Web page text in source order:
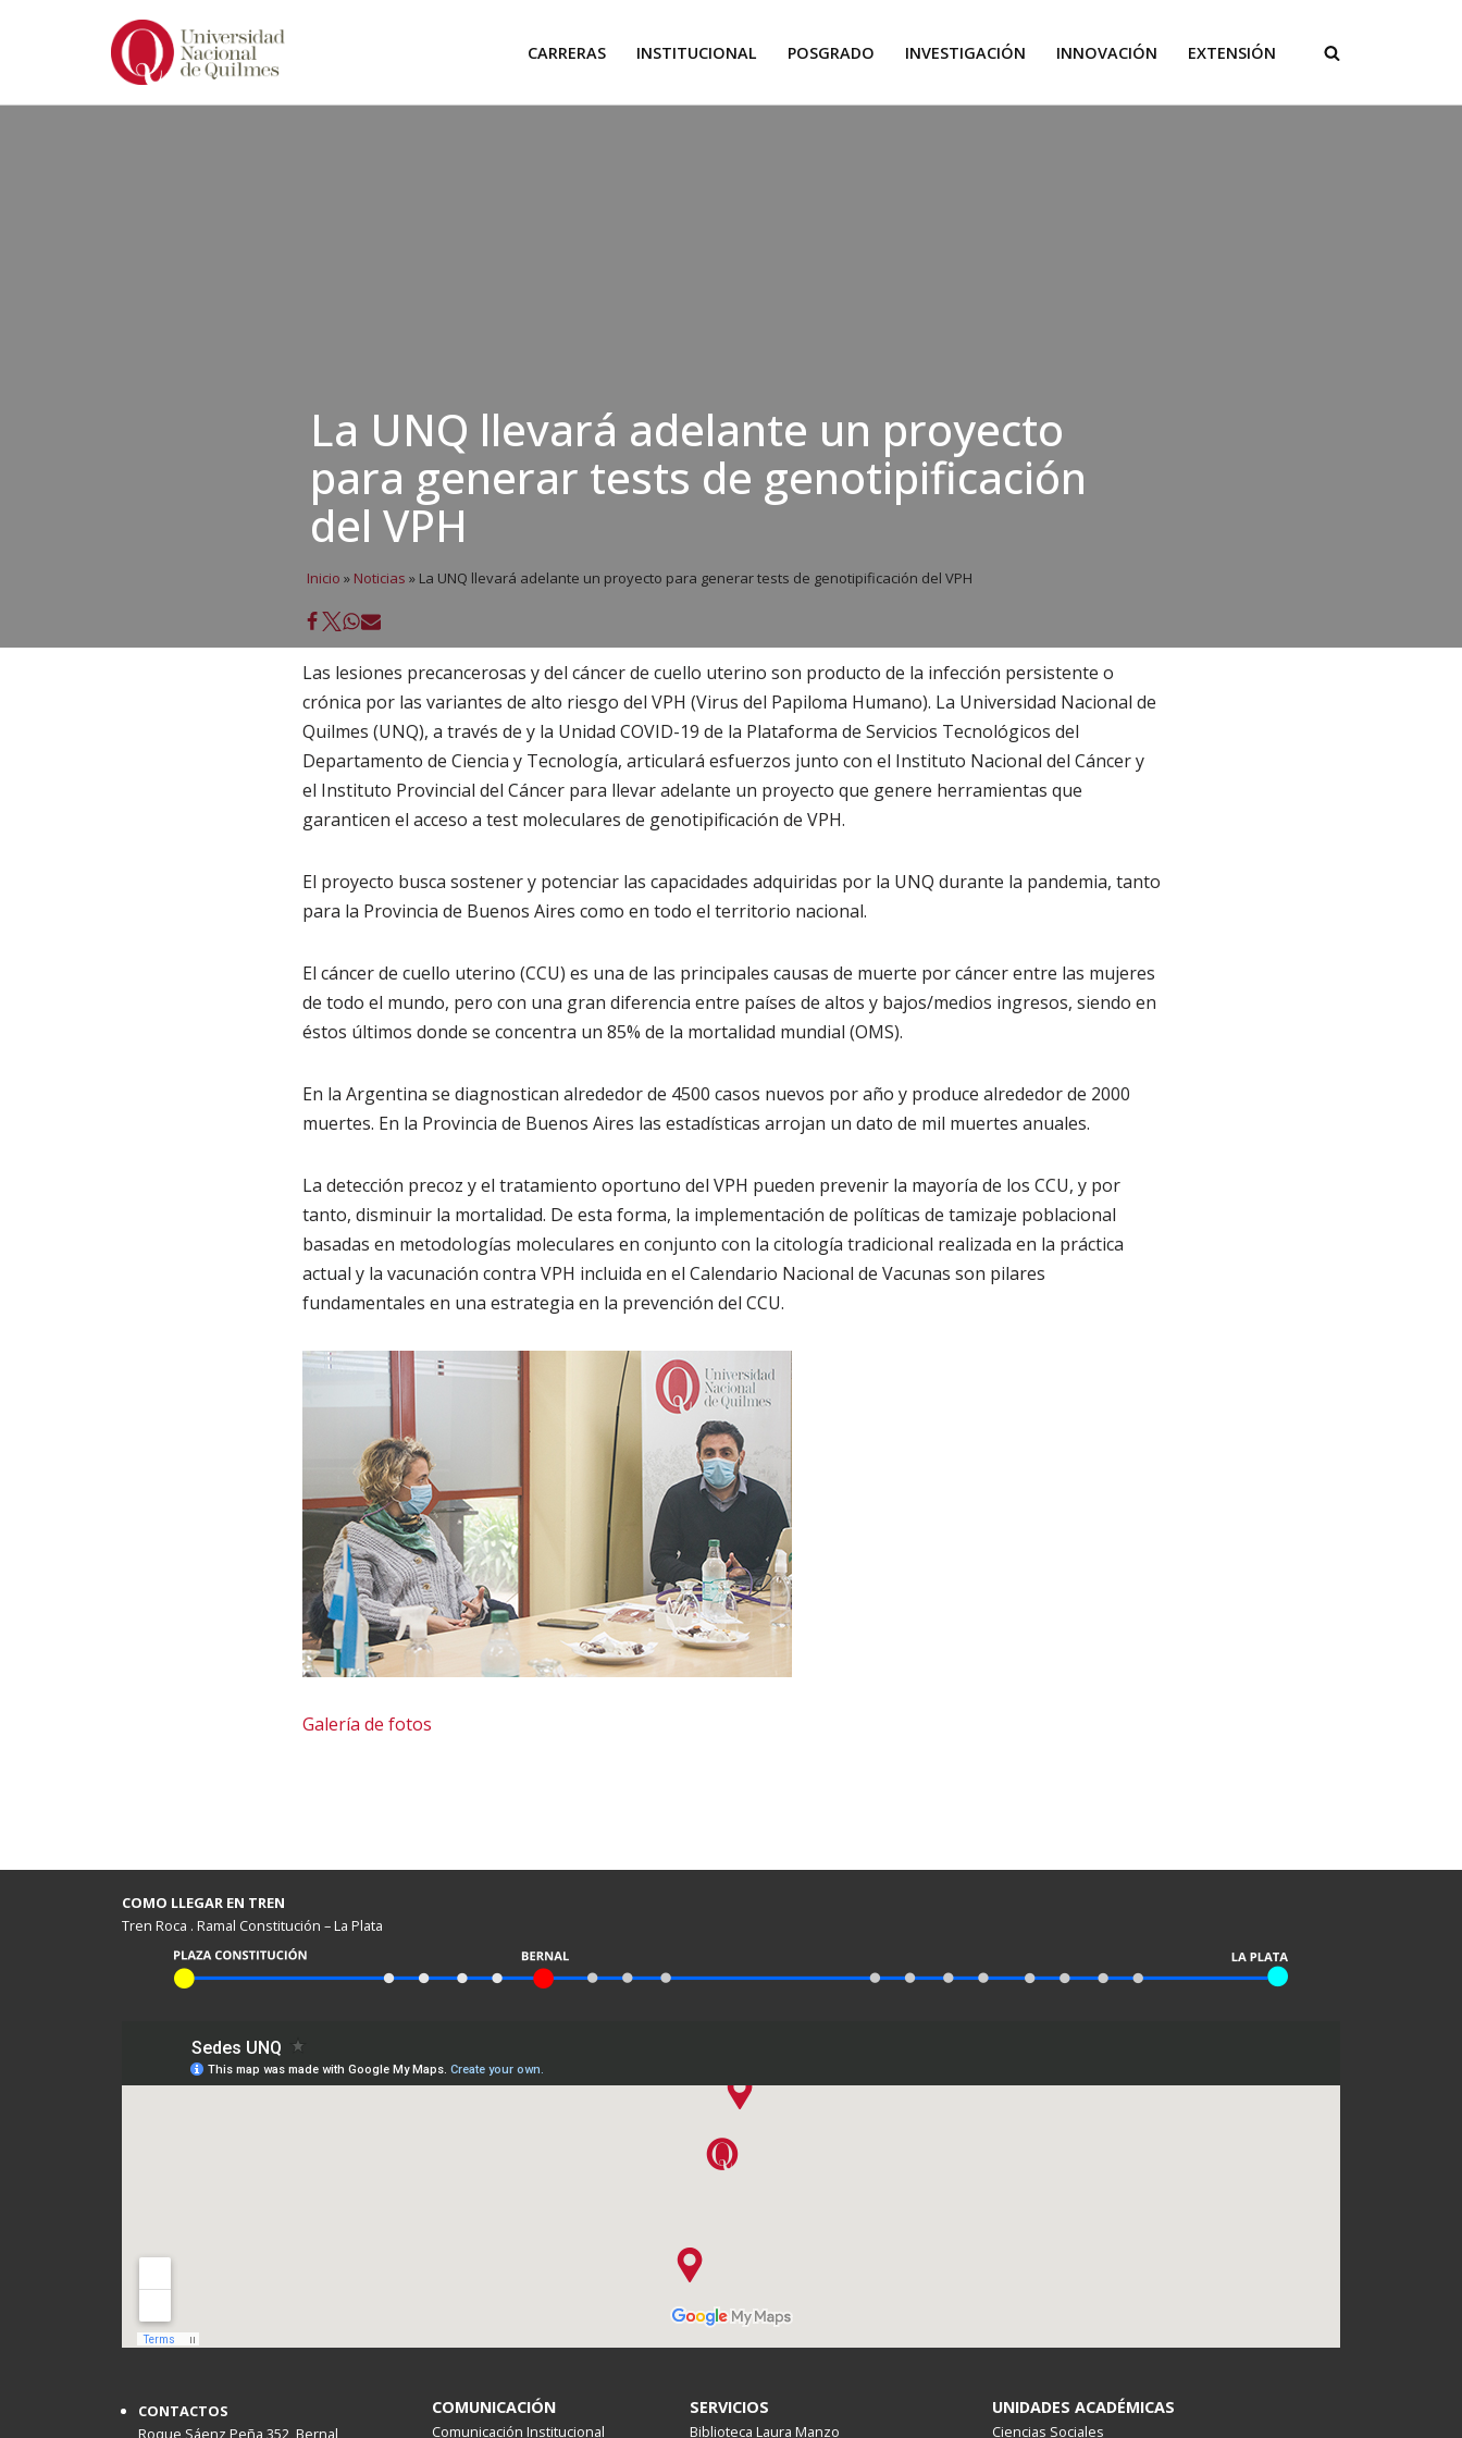
CARRERAS INSTITUCIONAL POSGRADO INVESTIGACIÓN INNOVACIÓN EXTENSIÓN
La UNQ llevará adelante un proyecto
para generar tests de genotipificación
del VPH
Inicio » Noticias » La UNQ llevará adelante un proyecto para generar tests de genotipificación del VPH
Las lesiones precancerosas y del cáncer de cuello uterino son producto de la infección persistente o
crónica por las variantes de alto riesgo del VPH (Virus del Papiloma Humano). La Universidad Nacional de
Quilmes (UNQ), a través de y la Unidad COVID-19 de la Plataforma de Servicios Tecnológicos del
Departamento de Ciencia y Tecnología, articulará esfuerzos junto con el Instituto Nacional del Cáncer y
el Instituto Provincial del Cáncer para llevar adelante un proyecto que genere herramientas que
garanticen el acceso a test moleculares de genotipificación de VPH.
El proyecto busca sostener y potenciar las capacidades adquiridas por la UNQ durante la pandemia, tanto
para la Provincia de Buenos Aires como en todo el territorio nacional.
El cáncer de cuello uterino (CCU) es una de las principales causas de muerte por cáncer entre las mujeres
de todo el mundo, pero con una gran diferencia entre países de altos y bajos/medios ingresos, siendo en
éstos últimos donde se concentra un 85% de la mortalidad mundial (OMS).
En la Argentina se diagnostican alrededor de 4500 casos nuevos por año y produce alrededor de 2000
muertes. En la Provincia de Buenos Aires las estadísticas arrojan un dato de mil muertes anuales.
La detección precoz y el tratamiento oportuno del VPH pueden prevenir la mayoría de los CCU, y por
tanto, disminuir la mortalidad. De esta forma, la implementación de políticas de tamizaje poblacional
basadas en metodologías moleculares en conjunto con la citología tradicional realizada en la práctica
actual y la vacunación contra VPH incluida en el Calendario Nacional de Vacunas son pilares
fundamentales en una estrategia en la prevención del CCU.
Galería de fotos
COMO LLEGAR EN TREN
Tren Roca . Ramal Constitución – La Plata
CONTACTOS
Roque Sáenz Peña 352, Bernal
COMUNICACIÓN
Comunicación Institucional
SERVICIOS
Biblioteca Laura Manzo
UNIDADES ACADÉMICAS
Ciencias Sociales